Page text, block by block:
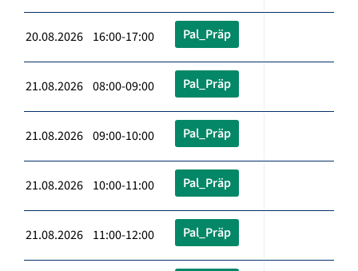
20.08.2026 16:00-17:00 Pal_Präp
21.08.2026 08:00-09:00 Pal_Präp
21.08.2026 09:00-10:00 Pal_Präp
21.08.2026 10:00-11:00 Pal_Präp
21.08.2026 11:00-12:00 Pal_Präp